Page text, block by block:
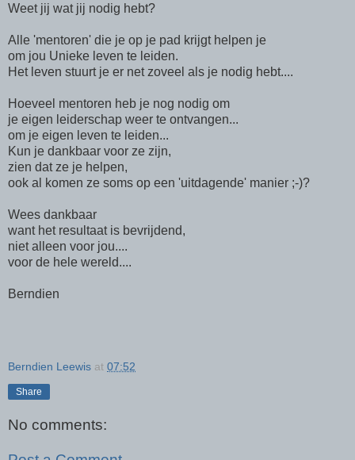
Weet jij wat jij nodig hebt?
Alle 'mentoren' die je op je pad krijgt helpen je
om jou Unieke leven te leiden.
Het leven stuurt je er net zoveel als je nodig hebt....
Hoeveel mentoren heb je nog nodig om
je eigen leiderschap weer te ontvangen...
om je eigen leven te leiden...
Kun je dankbaar voor ze zijn,
zien dat ze je helpen,
ook al komen ze soms op een 'uitdagende' manier ;-)?
Wees dankbaar
want het resultaat is bevrijdend,
niet alleen voor jou....
voor de hele wereld....
Berndien
Berndien Leewis at 07:52
Share
No comments: